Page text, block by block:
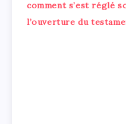
comment s’est réglé
l’ouverture du